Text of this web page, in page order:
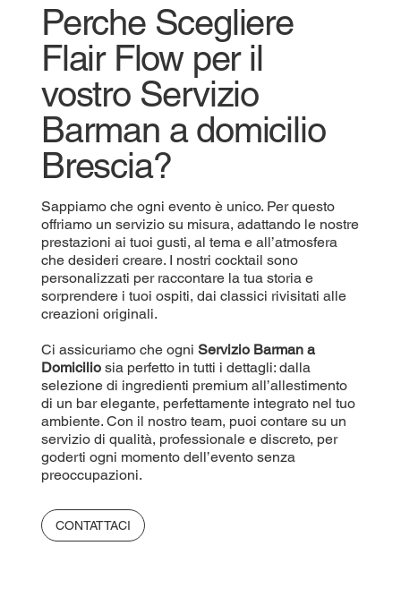
Perche Scegliere
Flair Flow per il
vostro Servizio
Barman a domicilio
Brescia?
Sappiamo che ogni evento è unico. Per questo
offriamo un servizio su misura, adattando le nostre
prestazioni ai tuoi gusti, al tema e all’atmosfera
che desideri creare. I nostri cocktail sono
personalizzati per raccontare la tua storia e
sorprendere i tuoi ospiti, dai classici rivisitati alle
creazioni originali.
Ci assicuriamo che ogni Servizio Barman a
Domiciliosia perfetto in tutti i dettagli: dalla
selezione di ingredienti premium all’allestimento
di un bar elegante, perfettamente integrato nel tuo
ambiente. Con il nostro team, puoi contare su un
servizio di qualità, professionale e discreto, per
goderti ogni momento dell’evento senza
preoccupazioni.
CONTATTACI